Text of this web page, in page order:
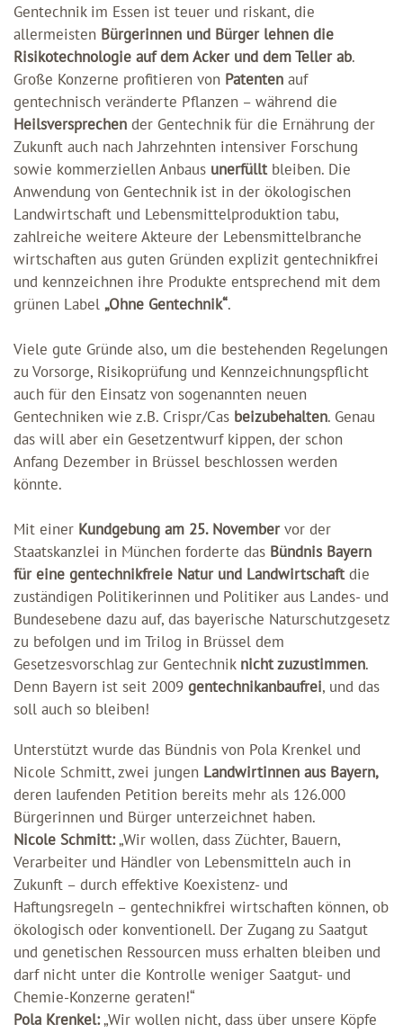
Gentechnik im Essen ist teuer und riskant, die
allermeisten Bürgerinnen und Bürger lehnen die
Risikotechnologie auf dem Acker und dem Teller ab.
Große Konzerne profitieren von Patenten auf
gentechnisch veränderte Pflanzen – während die
Heilsversprechen der Gentechnik für die Ernährung der
Zukunft auch nach Jahrzehnten intensiver Forschung
sowie kommerziellen Anbaus unerfülltbleiben. Die
Anwendung von Gentechnik ist in der ökologischen
Landwirtschaft und Lebensmittelproduktion tabu,
zahlreiche weitere Akteure der Lebensmittelbranche
wirtschaften aus guten Gründen explizit gentechnikfrei
und kennzeichnen ihre Produkte entsprechend mit dem
grünen Label „Ohne Gentechnik“.
Viele gute Gründe also, um die bestehenden Regelungen
zu Vorsorge, Risikoprüfung und Kennzeichnungspflicht
auch für den Einsatz von sogenannten neuen
Gentechniken wie z.B. Crispr/Cas beizubehalten. Genau
das will aber ein Gesetzentwurf kippen, der schon
Anfang Dezember in Brüssel beschlossen werden
könnte.
Mit einer Kundgebung am 25. Novembervor der
Staatskanzlei in München forderte das Bündnis Bayern
für eine gentechnikfreie Natur und Landwirtschaftdie
zuständigen Politikerinnen und Politiker aus Landes- und
Bundesebene dazu auf, das bayerische Naturschutzgesetz
zu befolgen und im Trilog in Brüssel dem
Gesetzesvorschlag zur Gentechnik nicht zuzustimmen.
Denn Bayern ist seit 2009 gentechnikanbaufrei, und das
soll auch so bleiben!
Unterstützt wurde das Bündnis von Pola Krenkel und
Nicole Schmitt, zwei jungen Landwirtinnen aus Bayern,
deren laufenden Petition bereits mehr als 126.000
Bürgerinnen und Bürger unterzeichnet haben.
Nicole Schmitt:„Wir wollen, dass Züchter, Bauern,
Verarbeiter und Händler von Lebensmitteln auch in
Zukunft – durch effektive Koexistenz- und
Haftungsregeln – gentechnikfrei wirtschaften können, ob
ökologisch oder konventionell. Der Zugang zu Saatgut
und genetischen Ressourcen muss erhalten bleiben und
darf nicht unter die Kontrolle weniger Saatgut- und
Chemie-Konzerne geraten!“
Pola Krenkel:„Wir wollen nicht, dass über unsere Köpfe